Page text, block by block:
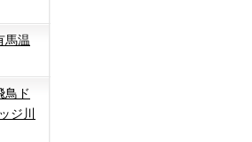
馬温
鳥ド
ジ川